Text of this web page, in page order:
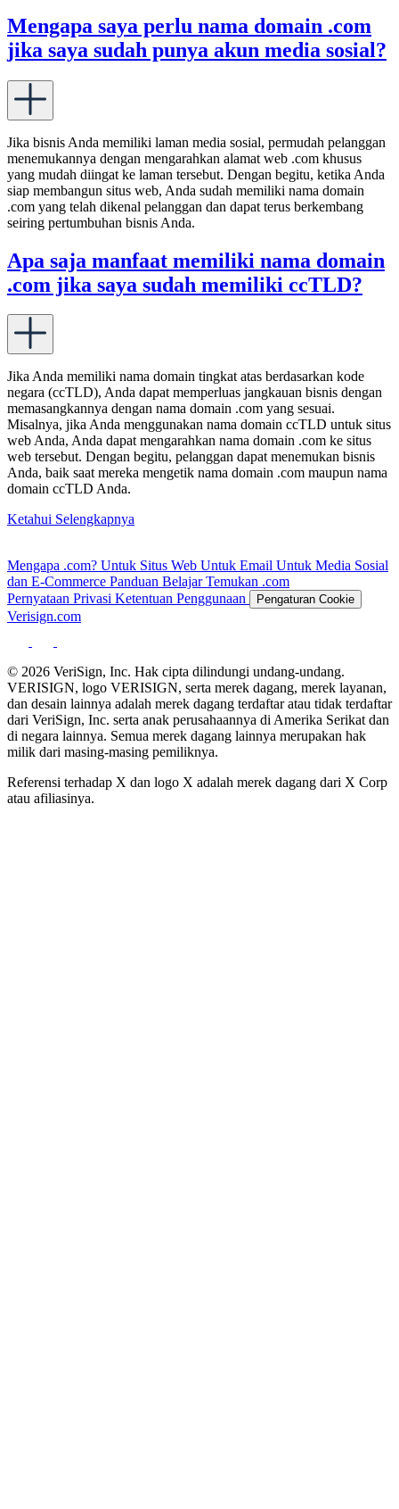
Mengapa saya perlu nama domain .com
jika saya sudah punya akun media sosial?
Jika bisnis Anda memiliki laman media sosial, permudah pelanggan
menemukannya dengan mengarahkan alamat web .com khusus
yang mudah diingat ke laman tersebut. Dengan begitu, ketika Anda
siap membangun situs web, Anda sudah memiliki nama domain
.com yang telah dikenal pelanggan dan dapat terus berkembang
seiring pertumbuhan bisnis Anda.
Apa saja manfaat memiliki nama domain
.com jika saya sudah memiliki ccTLD?
Jika Anda memiliki nama domain tingkat atas berdasarkan kode
negara (ccTLD), Anda dapat memperluas jangkauan bisnis dengan
memasangkannya dengan nama domain .com yang sesuai.
Misalnya, jika Anda menggunakan nama domain ccTLD untuk situs
web Anda, Anda dapat mengarahkan nama domain .com ke situs
web tersebut. Dengan begitu, pelanggan dapat menemukan bisnis
Anda, baik saat mereka mengetik nama domain .com maupun nama
domain ccTLD Anda.
Ketahui Selengkapnya
Mengapa .com? Untuk Situs Web Untuk Email Untuk Media Sosial
dan E-Commerce Panduan BelajarTemukan .com
Pernyataan Privasi Ketentuan Penggunaan Pengaturan Cookie
Verisign.com
© 2026 VeriSign, Inc. Hak cipta dilindungi undang-undang.
VERISIGN, logo VERISIGN, serta merek dagang, merek layanan,
dan desain lainnya adalah merek dagang terdaftar atau tidak terdaftar
dari VeriSign, Inc. serta anak perusahaannya di Amerika Serikat dan
di negara lainnya. Semua merek dagang lainnya merupakan hak
milik dari masing-masing pemiliknya.
Referensi terhadap X dan logo X adalah merek dagang dari X Corp
atau afiliasinya.